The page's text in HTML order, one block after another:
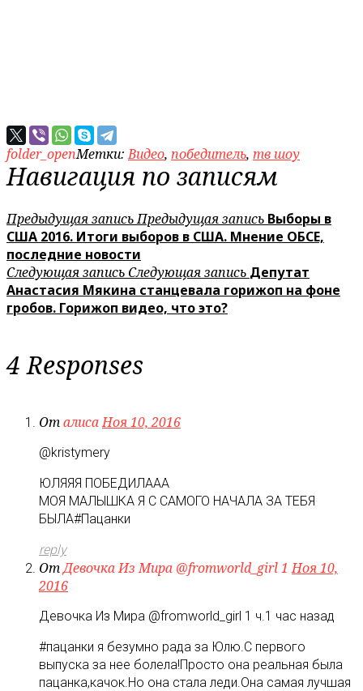
folder_openМетки:Видео, победитель, тв шоу
Навигация по записям
Предыдущая записьПредыдущая запись Выборы в
США 2016. Итоги выборов в США. Мнение ОБСЕ,
последние новости
Следующая запись Следующая запись Депутат
Анастасия Мякина станцевала горижоп на фоне
гробов. Горижоп видео, что это?
4 Responses
ОталисаНоя 10, 2016
@kristymery
ЮЛЯЯЯ ПОБЕДИЛААА
МОЯ МАЛЫШКА Я С САМОГО НАЧАЛА ЗА ТЕБЯ
БЫЛА#Пацанки
reply
От Девочка Из Мира ‏@fromworld_girl 1 Ноя 10,
2016
Девочка Из Мира ‏@fromworld_girl 1 ч.1 час назад
#пацанки я безумно рада за Юлю.С первого
выпуска за нее болела!Просто она реальная была
пацанка,качок.Но она стала леди.Она самая лучшая